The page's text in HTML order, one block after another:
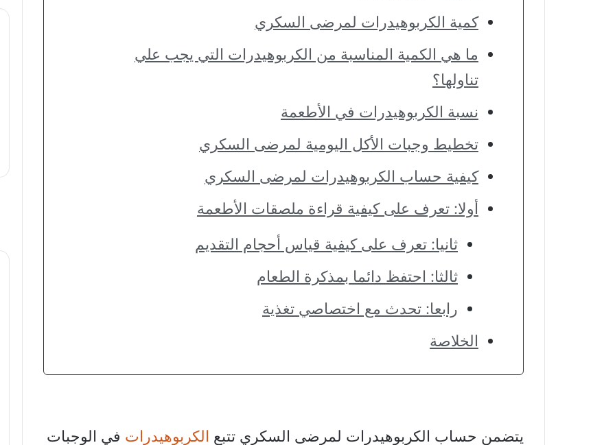
كمية الكربوهيدرات لمرضى السكري
ما هي الكمية المناسبة من الكربوهيدرات التي يجب علي
تناولها؟
نسبة الكربوهيدرات في الأطعمة
تخطيط وجبات الأكل اليومية لمرضى السكري
كيفية حساب الكربوهيدرات لمرضى السكري
أولا: تعرف على كيفية قراءة ملصقات الأطعمة
ثانيا: تعرف على كيفية قياس أحجام التقديم
ثالثا: احتفظ دائما بمذكرة الطعام
رابعا: تحدث مع اختصاصي تغذية
الخلاصة
يتضمن حساب الكربوهيدرات لمرضى السكري تتبع الكربوهيدرات في الوجبات